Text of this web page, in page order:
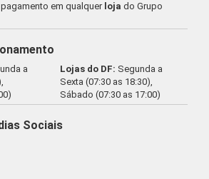
em qualquer loja do Grupo
a
Lojas do DF: Segunda a
Sexta (07:30 as 18:30),
Sábado (07:30 as 17:00)
Sociais